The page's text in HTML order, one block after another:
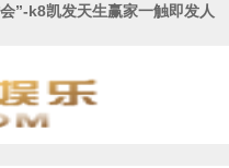
”-k8凯发天生赢家一触即发人